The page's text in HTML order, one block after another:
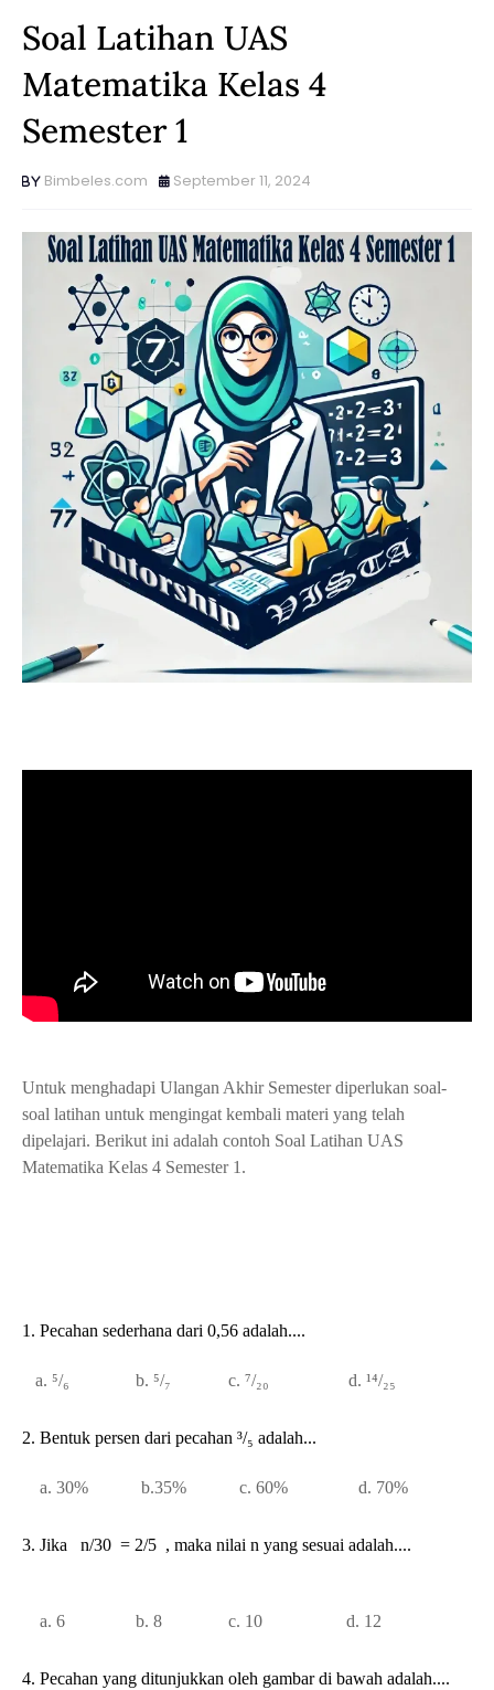
Soal Latihan UAS
Matematika Kelas 4
Semester 1
Bimbeles.com September 11, 2024
Untuk menghadapi Ulangan Akhir Semester diperlukan soal-
soal latihan untuk mengingat kembali materi yang telah
dipelajari. Berikut ini adalah contoh Soal Latihan UAS
Matematika Kelas 4 Semester 1.
1. Pecahan sederhana dari 0,56 adalah....
a. ⁵/₆ b. ⁵/₇ c. ⁷/₂₀ d. ¹⁴/₂₅
2. Bentuk persen dari pecahan ³/₅ adalah...
a. 30% b.35% c. 60% d. 70%
3. Jika n/30 = 2/5 , maka nilai n yang sesuai adalah....
a. 6 b. 8 c. 10 d. 12
4. Pecahan yang ditunjukkan oleh gambar di bawah adalah....